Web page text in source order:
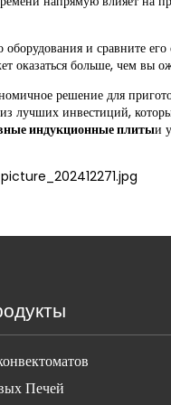
и сравните
оказаться больше, чем вы
решение для
лучших инвестиций,
индукционные плитыи
Печей